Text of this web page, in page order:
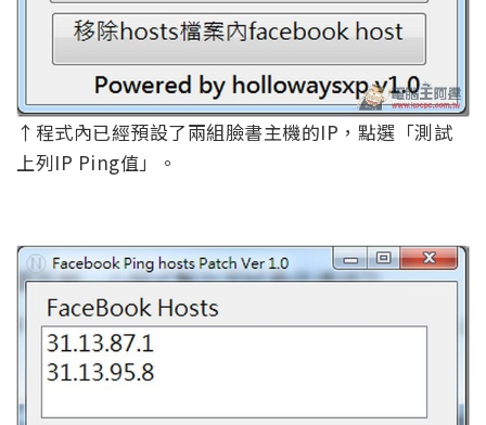
↑程式內已經預設了兩組臉書主機的IP，點選「測試
上列IP Ping值」。